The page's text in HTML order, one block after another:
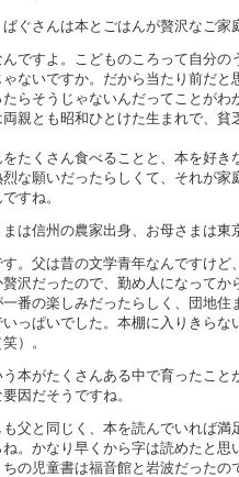
ぐさんは本とごはんが贅沢なご家
ですよ。こどものころって自分の
ですか。だから当たり前だと
うじゃないんだってことがわ
も昭和ひとけた生まれで、貧
さん食べることと、本を好き
いだったらしくて、それが家
ね。
は信州の農家出身、お母さまは東
。父は昔の文学青年なんですけど
ったので、勤め人になってか
楽しみだったらしく、団地住
いでした。本棚に入りきらな
。
本がたくさんある中で育ったこと
だそうですね。
父と同じく、本を読んでいれば満
なり早くから字は読めたと思
童書は福音館と岩波だったの